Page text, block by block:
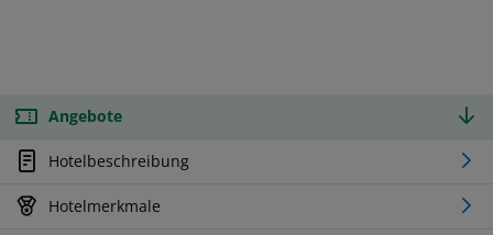
Angebote
Hotelbeschreibung
Hotelmerkmale